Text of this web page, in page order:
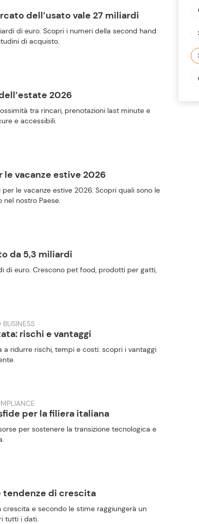
dell’usato vale 27 miliardi
di euro. Scopri i numeri della second hand
di acquisto.
2026
tra rincari, prenotazioni last minute e
e accessibili.
le vacanze estive 2026
le vacanze estive 2026. Scopri quali sono le
nostro Paese.
da 5,3 miliardi
di euro. Crescono pet food, prodotti per gatti,
rischi e vantaggi
ridurre rischi, tempi e costi: scopri i vantaggi
per la filiera italiana
per sostenere la transizione tecnologica e
tendenze di crescita
e secondo le stime raggiungerà un
tutti i dati.